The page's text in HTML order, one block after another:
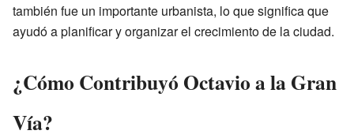
también fue un importante urbanista, lo que significa que
ayudó a planificar y organizar el crecimiento de la ciudad.
¿Cómo Contribuyó Octavio a la Gran
Vía?